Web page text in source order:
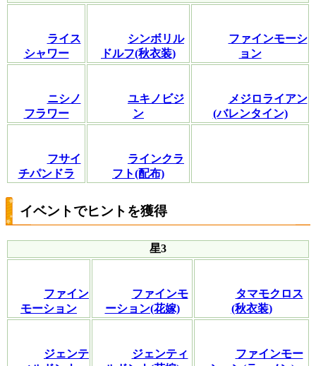
ライス
シャワー
シンボリル
ドルフ(秋衣装)
ファインモーシ
ョン
ニシノ
フラワー
ユキノビジ
ン
メジロライアン
(バレンタイン)
フサイ
チパンドラ
ラインクラ
フト(配布)
イベントでヒントを獲得
星3
ファイン
モーション
ファインモ
ーション(花嫁)
タマモクロス
(秋衣装)
ジェンテ
ジェンティ
ファインモー